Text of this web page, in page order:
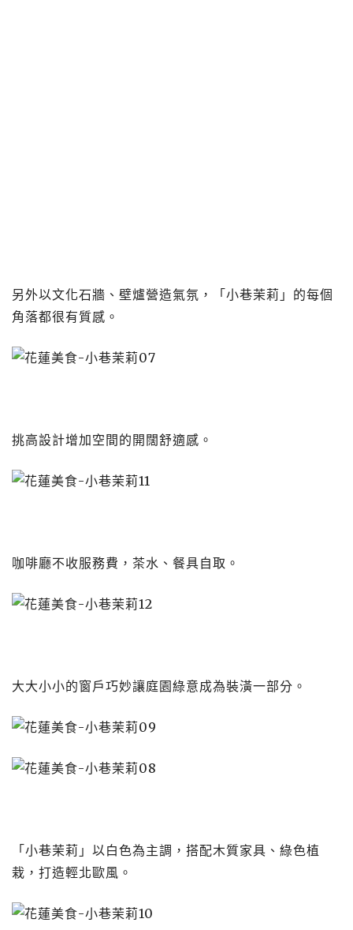
另外以文化石牆、壁爐營造氣氛，「小巷茉莉」的每個
角落都很有質感。
挑高設計增加空間的開闊舒適感。
咖啡廳不收服務費，茶水、餐具自取。
大大小小的窗戶巧妙讓庭園綠意成為裝潢一部分。
「小巷茉莉」以白色為主調，搭配木質家具、綠色植
栽，打造輕北歐風。